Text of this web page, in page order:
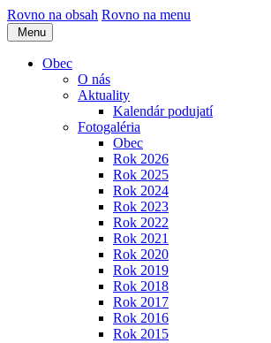
Rovno na obsah Rovno na menu
Menu
Obec
O nás
Aktuality
Kalendár podujatí
Fotogaléria
Obec
Rok 2026
Rok 2025
Rok 2024
Rok 2023
Rok 2022
Rok 2021
Rok 2020
Rok 2019
Rok 2018
Rok 2017
Rok 2016
Rok 2015